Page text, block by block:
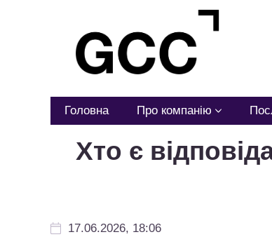
Головна Про компанію
Хто є
17.06.2026, 18:06